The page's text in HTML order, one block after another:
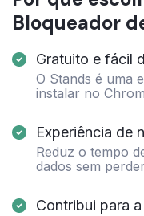
Bloqueador
Gratuito e fácil
O Stands é uma
instalar no
Experiência de
Reduz o tempo
dados sem
Contribui para